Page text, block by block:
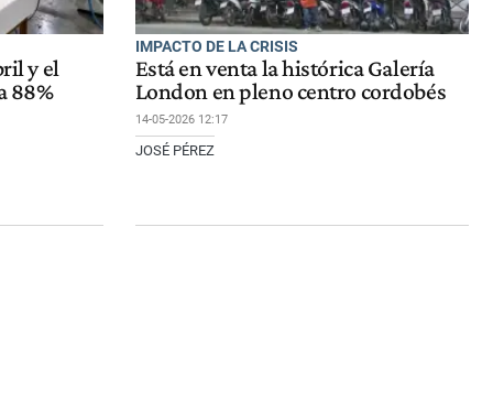
y el
88%
IMPACTO DE LA CRISIS
Está en venta la histórica Galería
London en pleno centro cordobés
14-05-2026 12:17
JOSÉ PÉREZ